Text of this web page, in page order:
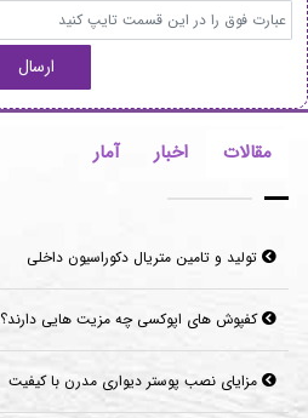
ارسال
مقالات اخبار آمار
تولید و تامین متریال دکوراسیون داخلی
کفپوش های اپوکسی چه مزیت هایی دارند؟
مزایای نصب پوستر دیواری مدرن با کیفیت